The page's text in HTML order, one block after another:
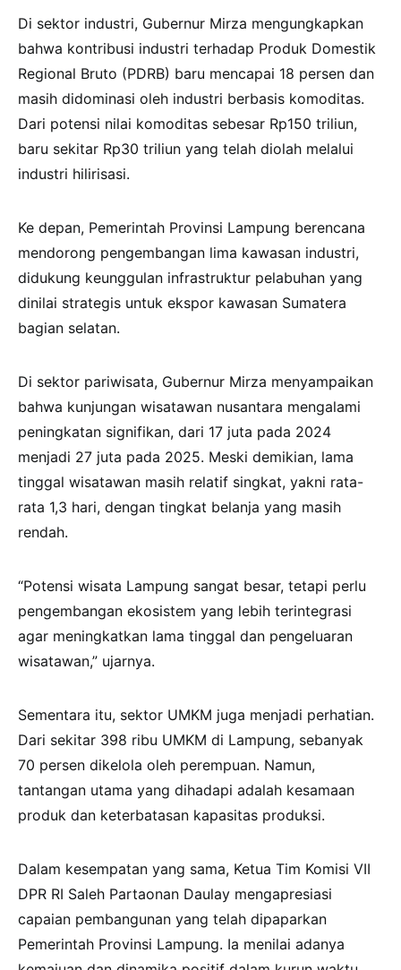
Di sektor industri, Gubernur Mirza mengungkapkan
bahwa kontribusi industri terhadap Produk Domestik
Regional Bruto (PDRB) baru mencapai 18 persen dan
masih didominasi oleh industri berbasis komoditas.
Dari potensi nilai komoditas sebesar Rp150 triliun,
baru sekitar Rp30 triliun yang telah diolah melalui
industri hilirisasi.
Ke depan, Pemerintah Provinsi Lampung berencana
mendorong pengembangan lima kawasan industri,
didukung keunggulan infrastruktur pelabuhan yang
dinilai strategis untuk ekspor kawasan Sumatera
bagian selatan.
Di sektor pariwisata, Gubernur Mirza menyampaikan
bahwa kunjungan wisatawan nusantara mengalami
peningkatan signifikan, dari 17 juta pada 2024
menjadi 27 juta pada 2025. Meski demikian, lama
tinggal wisatawan masih relatif singkat, yakni rata-
rata 1,3 hari, dengan tingkat belanja yang masih
rendah.
“Potensi wisata Lampung sangat besar, tetapi perlu
pengembangan ekosistem yang lebih terintegrasi
agar meningkatkan lama tinggal dan pengeluaran
wisatawan,” ujarnya.
Sementara itu, sektor UMKM juga menjadi perhatian.
Dari sekitar 398 ribu UMKM di Lampung, sebanyak
70 persen dikelola oleh perempuan. Namun,
tantangan utama yang dihadapi adalah kesamaan
produk dan keterbatasan kapasitas produksi.
Dalam kesempatan yang sama, Ketua Tim Komisi VII
DPR RI Saleh Partaonan Daulay mengapresiasi
capaian pembangunan yang telah dipaparkan
Pemerintah Provinsi Lampung. Ia menilai adanya